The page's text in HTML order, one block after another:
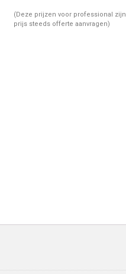
(Deze prijzen voor professional zijn
prijs steeds offerte aanvragen)